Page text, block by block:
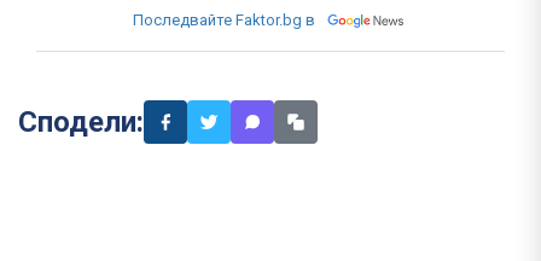
Последвайте Faktor.bg в
Сподели: